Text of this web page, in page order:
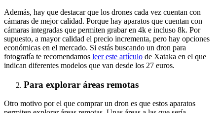
Además, hay que destacar que los drones cada vez cuentan con
cámaras de mejor calidad. Porque hay aparatos que cuentan con
cámaras integradas que permiten grabar en 4k e incluso 8k. Por
supuesto, a mayor calidad el precio incrementa, pero hay opciones
económicas en el mercado. Si estás buscando un dron para
fotografía te recomendamos leer este artículo de Xataka en el que
indican diferentes modelos que van desde los 27 euros.
Para explorar áreas remotas
Otro motivo por el que comprar un dron es que estos aparatos